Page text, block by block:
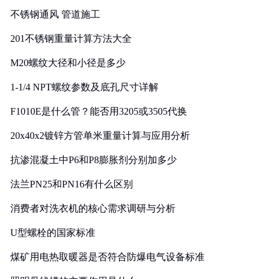
不锈钢通风 管道施工
201不锈钢重量计算方法大全
M20螺纹大径和小径是多少
1-1/4 NPT螺纹参数及底孔尺寸详解
F1010E是什么管？能否用3205或3505代换
20x40x2镀锌方管单米重量计算与应用分析
抗渗混凝土中P6和P8膨胀剂分别加多少
法兰PN25和PN16有什么区别
消费者对洗衣机的核心需求调研与分析
U型螺栓的国家标准
煤矿用电热取暖器是否符合防爆电气设备标准